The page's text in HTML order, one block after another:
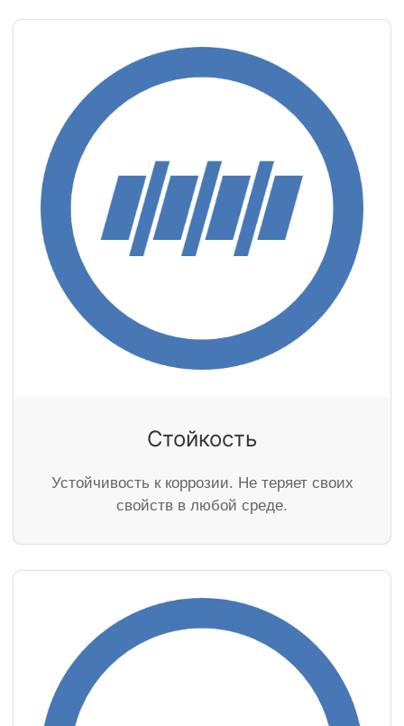
Стойкость
Устойчивость к коррозии. Не теряет своих
свойств в любой среде.